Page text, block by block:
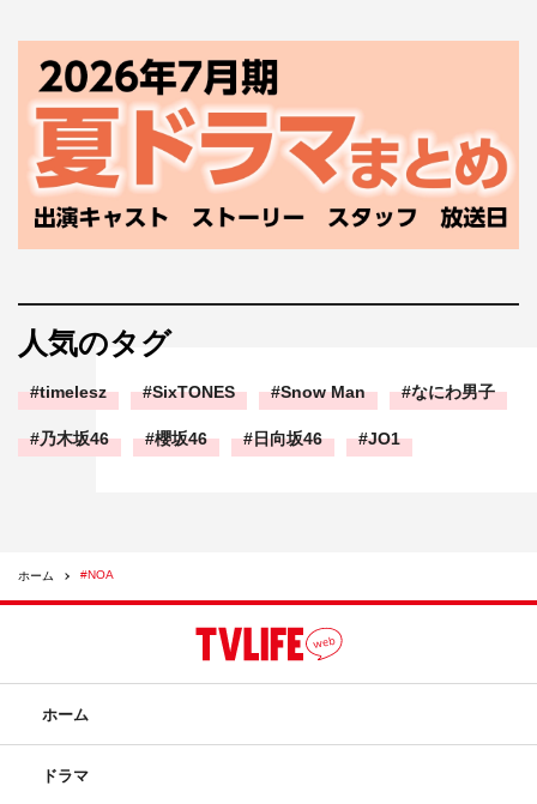
人気のタグ
timelesz SixTONES Snow Man なにわ男子
乃木坂46 櫻坂46 日向坂46 JO1
ホーム #NOA
ホーム
ドラマ